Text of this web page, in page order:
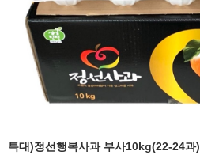
특대)정선행복사과 부사10kg(22-24과)